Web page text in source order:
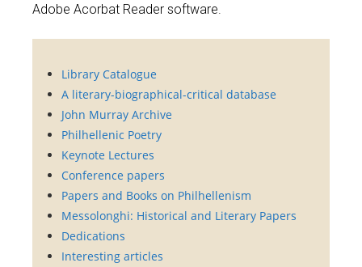
Adobe Acorbat Reader software.
Library Catalogue
A literary-biographical-critical database
John Murray Archive
Philhellenic Poetry
Keynote Lectures
Conference papers
Papers and Books on Philhellenism
Messolonghi: Historical and Literary Papers
Dedications
Interesting articles